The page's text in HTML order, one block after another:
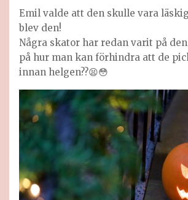
Emil valde att den skulle vara
blev den!
Några skator har redan varit på
på hur man kan förhindra att de
innan helgen??😫😳